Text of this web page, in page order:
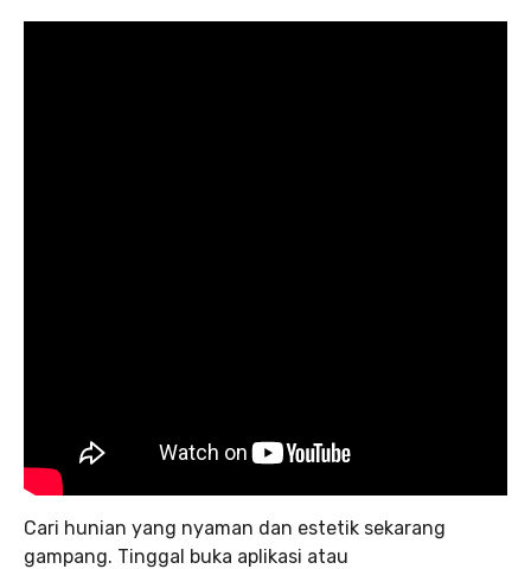
Cari hunian yang nyaman dan estetik sekarang
gampang. Tinggal buka aplikasi atau